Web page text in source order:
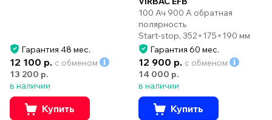
Гарантия 48 мес.
12 100 р. с обменом
13 200 р.
в наличии
Купить
100 Ач 900 А обратная
полярность
Start-stop, 352×175×190 мм
Гарантия 60 мес.
12 900 р. с обменом
14 000 р.
в наличии
Купить